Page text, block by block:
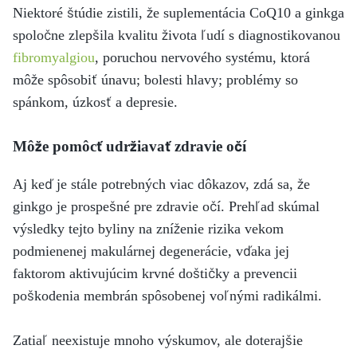
Niektoré štúdie zistili, že suplementácia CoQ10 a ginkga
spoločne zlepšila kvalitu života ľudí s diagnostikovanou
fibromyalgiou, poruchou nervového systému, ktorá
môže spôsobiť únavu; bolesti hlavy; problémy so
spánkom, úzkosť a depresie.
Môže pomôcť udržiavať zdravie očí
Aj keď je stále potrebných viac dôkazov, zdá sa, že
ginkgo je prospešné pre zdravie očí. Prehľad skúmal
výsledky tejto byliny na zníženie rizika vekom
podmienenej makulárnej degenerácie, vďaka jej
faktorom aktivujúcim krvné doštičky a prevencii
poškodenia membrán spôsobenej voľnými radikálmi.
Zatiaľ neexistuje mnoho výskumov, ale doterajšie